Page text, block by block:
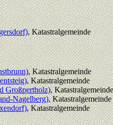
, Katastralgemeinde
, Katastralgemeinde
, Katastralgemeinde
Großpertholz), Katastralgemeinde
Nagelberg), Katastralgemeinde
, Katastralgemeinde